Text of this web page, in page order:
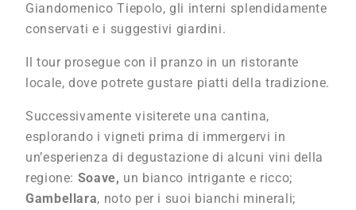
Giandomenico Tiepolo, gli interni splendidamente
conservati e i suggestivi giardini.
Il tour prosegue con il pranzo in un ristorante
locale, dove potrete gustare piatti della tradizione.
Successivamente visiterete una cantina,
esplorando i vigneti prima di immergervi in
un’esperienza di degustazione di alcuni vini della
regione: Soave, un bianco intrigante e ricco;
Gambellara, noto per i suoi bianchi minerali;